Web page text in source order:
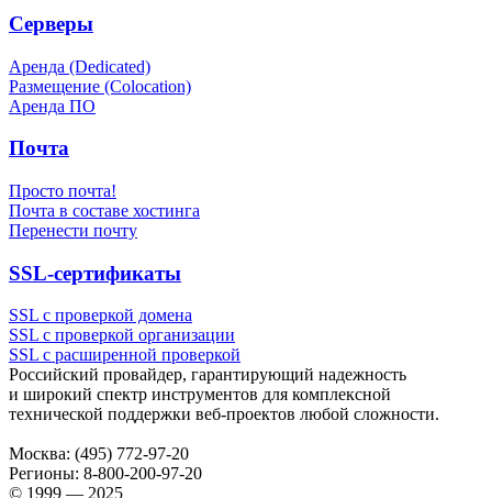
Серверы
Аренда (Dedicated)
Размещение (Colocation)
Аренда ПО
Почта
Просто почта!
Почта в составе хостинга
Перенести почту
SSL-сертификаты
SSL с проверкой домена
SSL с проверкой организации
SSL с расширенной проверкой
Российский провайдер, гарантирующий надежность
и широкий спектр инструментов для комплексной
технической поддержки веб-проектов любой сложности.
Москва: (495) 772-97-20
Регионы: 8-800-200-97-20
© 1999 — 2025